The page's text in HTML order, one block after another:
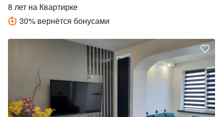
8 лет на Квартирке
30% вернётся бонусами